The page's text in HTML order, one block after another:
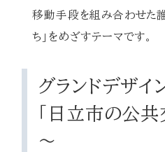
移動手段を組み合わせた
ち」をめざすテーマです。
グランドデザ
「日立市の公
～